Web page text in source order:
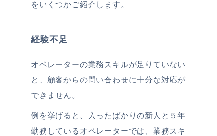
をいくつかご紹介します。
経験不足
オペレーターの業務スキルが足りていない
と、顧客からの問い合わせに十分な対応が
できません。
例を挙げると、入ったばかりの新人と５年
勤務しているオペレーターでは、業務スキ